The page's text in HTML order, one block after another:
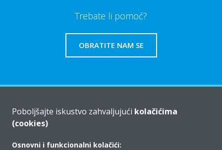
Trebate li pomoć?
OBRATITE NAM SE
Rješenja
Poboljšajte iskustvo zahvaljujući kolačićima
(cookies)
Osnovni i funkcionalni kolačići: